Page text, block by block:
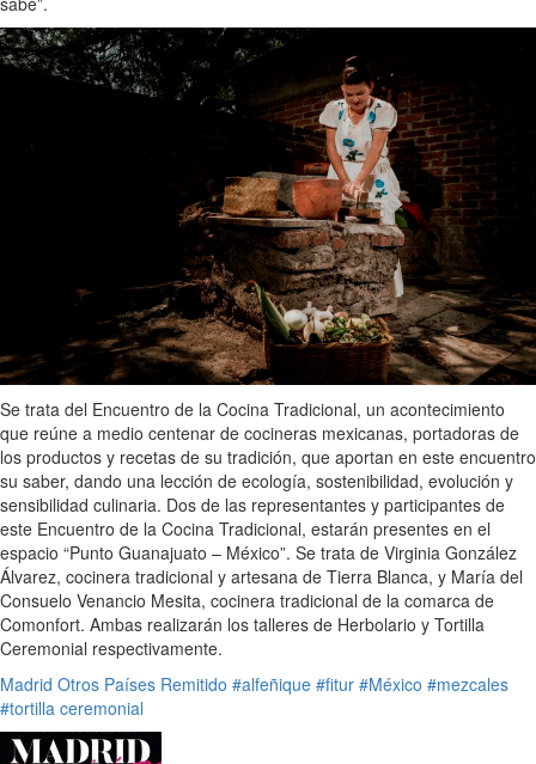
Se trata del Encuentro de la Cocina Tradicional, un acontecimiento
que reúne a medio centenar de cocineras mexicanas, portadoras de
los productos y recetas de su tradición, que aportan en este encuentro
su saber, dando una lección de ecología, sostenibilidad, evolución y
sensibilidad culinaria. Dos de las representantes y participantes de
este Encuentro de la Cocina Tradicional, estarán presentes en el
espacio “Punto Guanajuato – México”. Se trata de Virginia González
Álvarez, cocinera tradicional y artesana de Tierra Blanca, y María del
Consuelo Venancio Mesita, cocinera tradicional de la comarca de
Comonfort. Ambas realizarán los talleres de Herbolario y Tortilla
Ceremonial respectivamente.
Madrid Otros Países Remitido #alfeñique #fitur #México #mezcales
#tortilla ceremonial